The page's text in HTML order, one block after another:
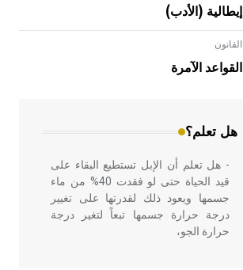
إيطالية (الأدب)
القانون
القواعد الآمرة
هل تعلم؟
- هل تعلم أن الأبلق نوع من الفنون
الهندسية التي ارتبطت بالعمارة الإسلامية
في بلاد الشام ومصر خاصة، حيث يحرص
- هل تعلم أن الإبل تستطيع البقاء على
قيد الحياة حتى لو فقدت 40% من ماء
جسمها ويعود ذلك لقدرتها على تغيير
درجة حرارة جسمها تبعاً لتغير درجة
حرارة الجو،